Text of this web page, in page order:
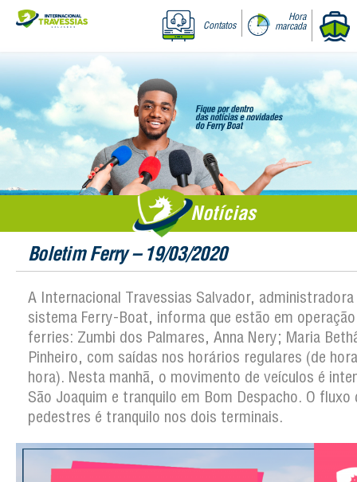
Contatos
Hora
marcada
Notícias
Boletim Ferry – 19/03/2020
A Internacional Travessias Salvador,
sistema Ferry-Boat, informa que estão em
ferries: Zumbi dos Palmares, Anna Nery; Maria
Pinheiro, com saídas nos horários regulares (de
hora). Nesta manhã, o movimento de veículos é
São Joaquim e tranquilo em Bom Despacho. O fluxo
pedestres é tranquilo nos dois terminais.